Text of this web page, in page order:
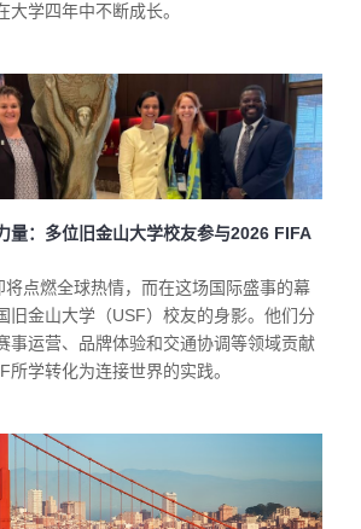
大学四年中不断成长。
量：多位旧金山大学校友参与2026 FIFA
将点燃全球热情，而在这场国际盛事的幕
旧金山大学（USF）校友的身影。他们分
事运营、品牌体验和交通协调等领域贡献
所学转化为连接世界的实践。